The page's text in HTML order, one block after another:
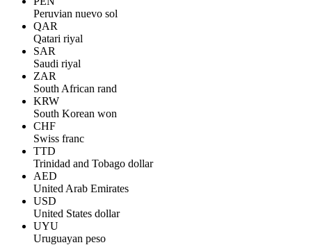
Peruvian nuevo sol
QAR
Qatari riyal
SAR
Saudi riyal
ZAR
South African rand
KRW
South Korean won
CHF
Swiss franc
TTD
Trinidad and Tobago dollar
AED
United Arab Emirates
USD
United States dollar
UYU
Uruguayan peso